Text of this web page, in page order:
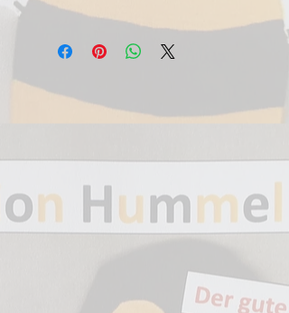
https://www.jetelina.de/